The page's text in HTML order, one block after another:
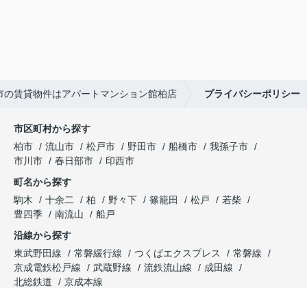
の賃貸物件はアパートマンション館柏店 プライバシーポリシー
市区町村から探す
柏市
流山市 松戸市 野田市 船橋市
我孫子市
市川市
春日部市
印西市
町名から探す
駒木
十余二 柏 野々下 篠籠田 松戸
若柴
豊四季
南流山
船戸
沿線から探す
東武野田線
常磐緩行線 つくばエクスプレス
常磐線
京成電鉄松戸線
武蔵野線 流鉄流山線
成田線
北総鉄道
京成本線